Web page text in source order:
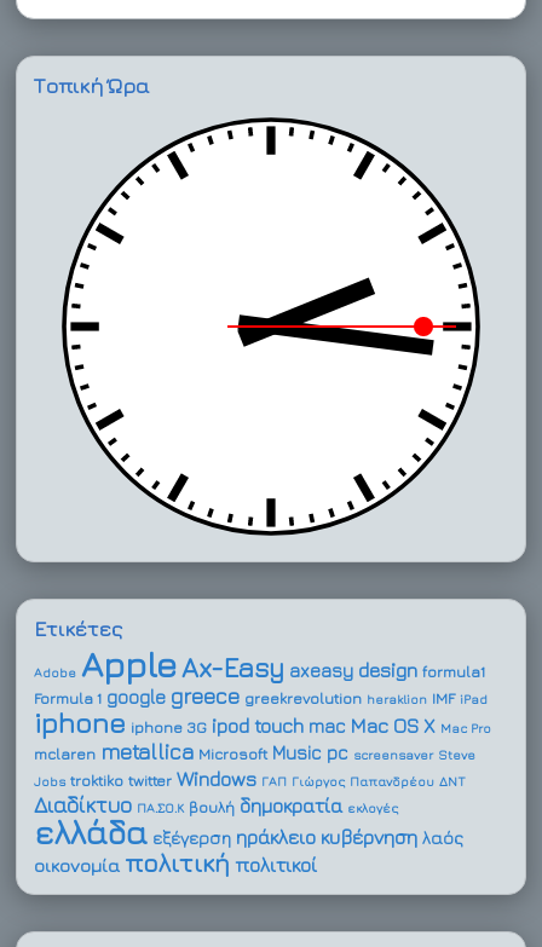
t
d
Τοπική Ώρα
Ετικέτες
Adobe AppleAx-Easy axeasy design formula1
Formula 1 google greece greekrevolution heraklion IMF iPad
iphone iphone 3G ipod touch mac Mac OS X Mac Pro
mclaren metallica Microsoft Music pc screensaver Steve
Jobs troktiko twitter Windows ΓΑΠ Γιώργος Παπανδρέου ΔΝΤ
Διαδίκτυο ΠΑ.ΣΟ.Κ βουλή δημοκρατία εκλογές
ελλάδα εξέγερση ηράκλειο κυβέρνηση λαός
οικονομία πολιτική πολιτικοί